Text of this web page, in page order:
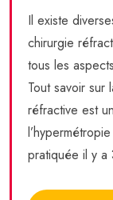
Il existe
chirurgie
tous les
Tout savoir sur
réfractive est
pratiquée il y a